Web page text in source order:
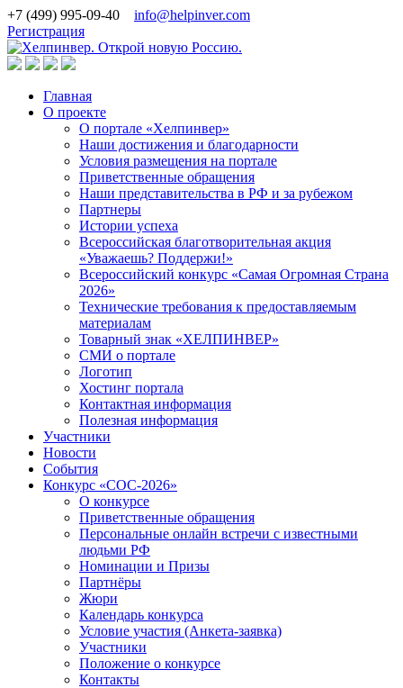
+7 (499) 995-09-40
info@helpinver.com
Регистрация
Главная
О проекте
О портале «Хелпинвер»
Наши достижения и благодарности
Условия размещения на портале
Приветственные обращения
Наши представительства в РФ и за рубежом
Партнеры
Истории успеха
Всероссийская благотворительная акция
«Уважаешь? Поддержи!»
Всероссийский конкурс «Самая Огромная Страна
2026»
Технические требования к предоставляемым
материалам
Товарный знак «ХЕЛПИНВЕР»
СМИ о портале
Логотип
Хостинг портала
Контактная информация
Полезная информация
Участники
Новости
События
Конкурс «СОС-2026»
О конкурсе
Приветственные обращения
Персональные онлайн встречи с известными
людьми РФ
Номинации и Призы
Партнёры
Жюри
Календарь конкурса
Условие участия (Анкета-заявка)
Участники
Положение о конкурсе
Контакты